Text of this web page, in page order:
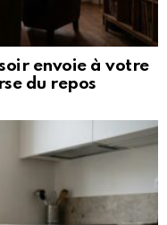
envoie à votre
du repos